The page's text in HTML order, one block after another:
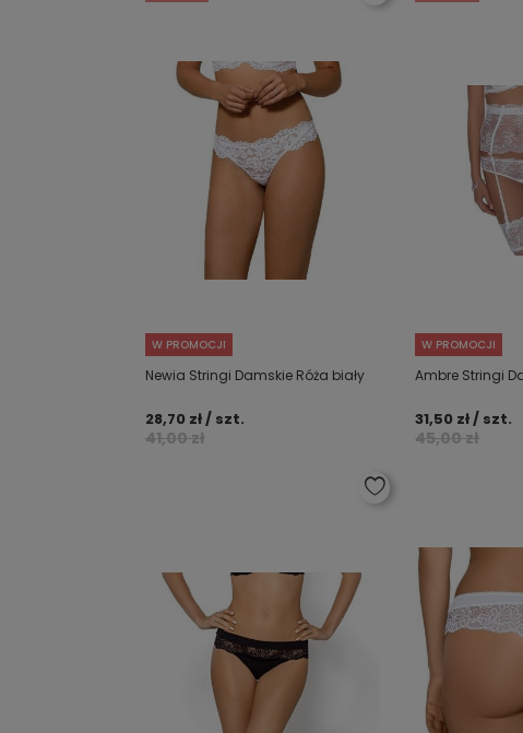
W PROMOCJI
Newia Stringi Damskie Róża biały
41,00 zł
28,70 zł / szt.
W PROMOCJI
Ambre Stringi
45,00 zł
31,50 zł / szt.